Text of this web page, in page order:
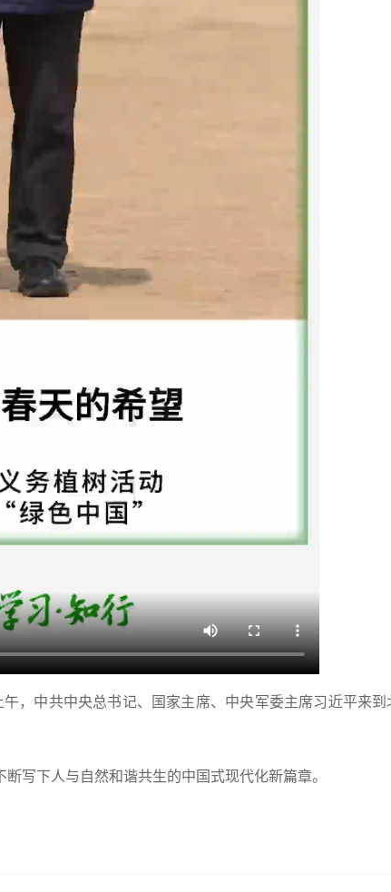
，中共中央总书记、国家主席、中央军委主席习近平来
写下人与自然和谐共生的中国式现代化新篇章。